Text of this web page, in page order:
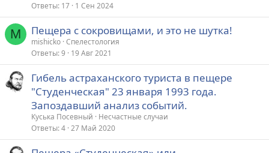
Ответы 17 1 Сен 2024
M Пещера с сокровищами, и это не шутка!
mishicko Спелестология
Ответы 9 19 Авг 2021
Гибель астраханского туриста в пещере
"Студенческая" 23 января 1993 года.
Запоздавший анализ событий.
Куська Посевный
Несчастные случаи
Ответы 4 27 Май 2020